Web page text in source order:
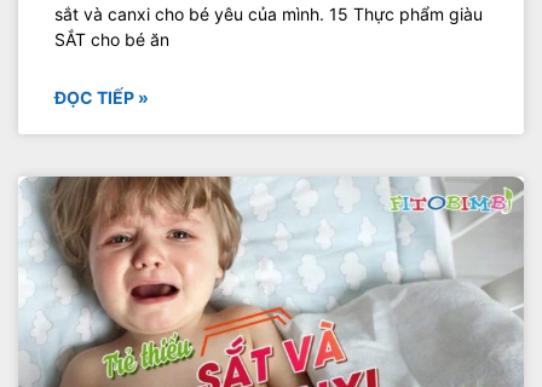
sắt và canxi cho bé yêu của mình. 15 Thực phẩm giàu
SẮT cho bé ăn
ĐỌC TIẾP »